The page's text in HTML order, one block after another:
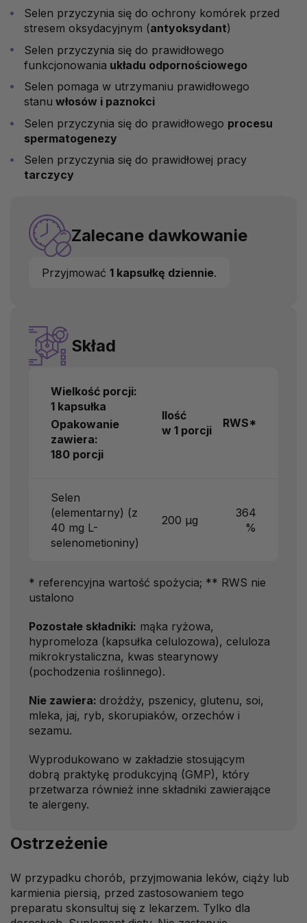
Selen przyczynia się do ochrony komórek przed
stresem oksydacyjnym (antyoksydant)
Selen przyczynia się do prawidłowego
funkcjonowania układu odpornościowego
Selen pomaga w utrzymaniu prawidłowego
stanu włosów i paznokci
Selen przyczynia się do prawidłowego procesu
spermatogenezy
Selen przyczynia się do prawidłowej pracy
tarczycy
Zalecane dawkowanie
Przyjmować1 kapsułkę dziennie.
Skład
Wielkość porcji:
1 kapsułka
Opakowanie
zawiera:
180 porcji
Ilość
w 1 porcji
RWS*
Selen
(elementarny) (z
40 mg L-
selenometioniny)
200 µg
364
%
* referencyjna wartość spożycia; ** RWS nie
ustalono
Pozostałe składniki: mąka ryżowa,
hypromeloza (kapsułka celulozowa), celuloza
mikrokrystaliczna, kwas stearynowy
(pochodzenia roślinnego).
Nie zawiera: drożdży, pszenicy, glutenu, soi,
mleka, jaj, ryb, skorupiaków, orzechów i
sezamu.
Wyprodukowano w zakładzie stosującym
dobrą praktykę produkcyjną (GMP), który
przetwarza również inne składniki zawierające
te alergeny.
Ostrzeżenie
W przypadku chorób, przyjmowania leków, ciąży lub
karmienia piersią, przed zastosowaniem tego
preparatu skonsultuj się z lekarzem. Tylko dla